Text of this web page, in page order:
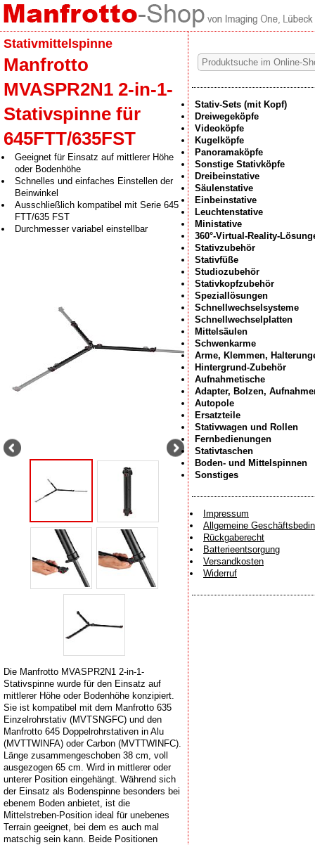
Stativmittelspinne
Manfrotto
MVASPR2N1 2-in-1-
Stativspinne für
645FTT/635FST
Geeignet für Einsatz auf mittlerer Höhe
oder Bodenhöhe
Schnelles und einfaches Einstellen der
Beinwinkel
Ausschließlich kompatibel mit Serie 645
FTT/635 FST
Durchmesser variabel einstellbar
Die Manfrotto MVASPR2N1 2-in-1-
Stativspinne wurde für den Einsatz auf
mittlerer Höhe oder Bodenhöhe konzipiert.
Sie ist kompatibel mit dem Manfrotto 635
Einzelrohrstativ (MVTSNGFC) und den
Manfrotto 645 Doppelrohrstativen in Alu
(MVTTWINFA) oder Carbon (MVTTWINFC).
Länge zusammengeschoben 38 cm, voll
ausgezogen 65 cm. Wird in mittlerer oder
unterer Position eingehängt. Während sich
der Einsatz als Bodenspinne besonders bei
ebenem Boden anbietet, ist die
Mittelstreben-Position ideal für unebenes
Terrain geeignet, bei dem es auch mal
matschig sein kann. Beide Positionen
Stativ-Sets (mit Kopf)
Dreiwegeköpfe
Videoköpfe
Kugelköpfe
Panoramaköpfe
Sonstige Stativköpfe
Dreibeinstative
Säulenstative
Einbeinstative
Leuchtenstative
Ministative
360°-Virtual-Reality-
Stativzubehör
Stativfüße
Studiozubehör
Stativkopfzubehör
Speziallösungen
Schnellwechselsysteme
Schnellwechselplatten
Mittelsäulen
Schwenkarme
Arme, Klemmen,
Hintergrund-Zubehör
Aufnahmetische
Adapter, Bolzen,
Autopole
Ersatzteile
Stativwagen und Rollen
Fernbedienungen
Stativtaschen
Boden- und Mittelspinnen
Sonstiges
Impressum
Allgemeine
Rückgaberecht
Batterieentsorgung
Versandkosten
Widerruf